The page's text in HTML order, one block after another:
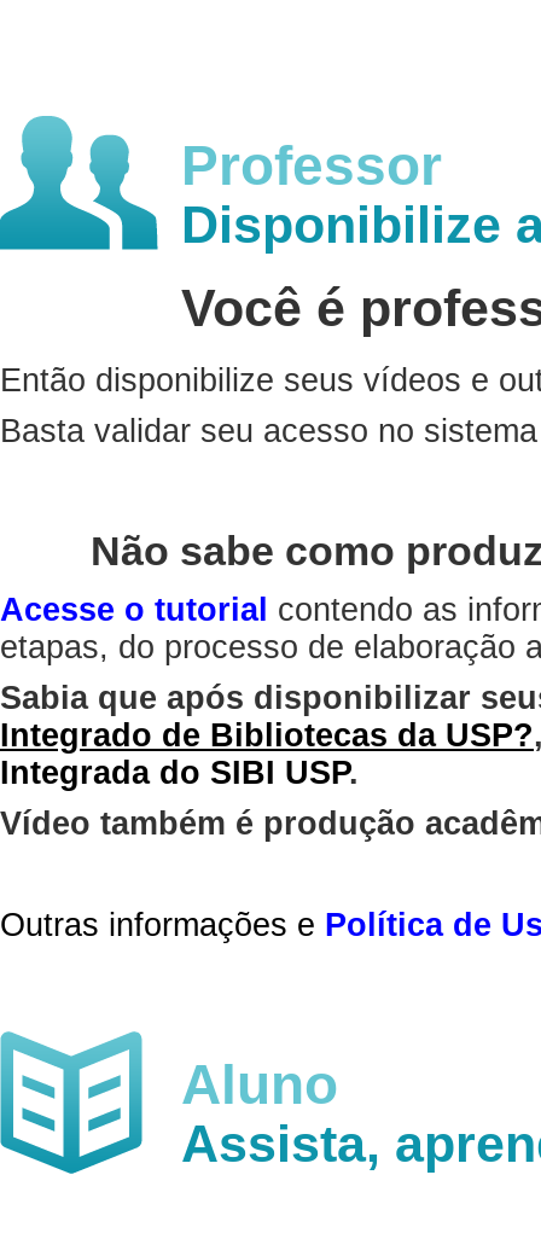
Professor
Disponibilize
Você é
Então disponibilize seus vídeos e
Basta validar seu acesso no
Não sabe como
Acesse o tutorial contendo as
etapas, do processo de elaboração
Sabia que após disponibilizar
Integrado de Bibliotecas da USP?
Integrada do SIBI USP.
Vídeo também é produção
Outras informações e Política de
Aluno
Assista,